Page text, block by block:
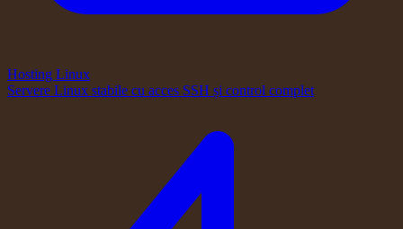
Hosting Linux
Servere Linux stabile cu acces SSH și control complet